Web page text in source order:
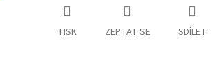
TISK ZEPTAT SE SDÍLET